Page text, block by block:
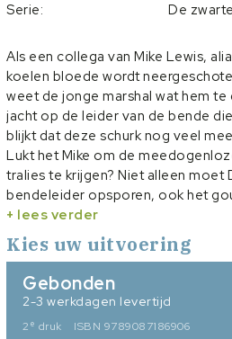
Serie:
De
Als een collega van Mike Lewis,
koelen bloede wordt
weet de jonge marshal wat hem
jacht op de leider van de bende
blijkt dat deze schurk nog veel
Lukt het Mike om de
tralies te krijgen? Niet alleen moet
bendeleider opsporen, ook het
overval spoorloos verdwenen.
hem bij zijn opdracht helpen. En
tegenwerken. Wie kan hij
'De zwarte ruiter' maak je kennis
andere marshals moet hij de wet
losbandige Utah in de tweede helft
terwijl de misdaad in het Wilde
+ lees verder
Kies uw uitvoering
Gebonden
2-3 werkdagen levertijd
2 e druk ISBN 9789087186906